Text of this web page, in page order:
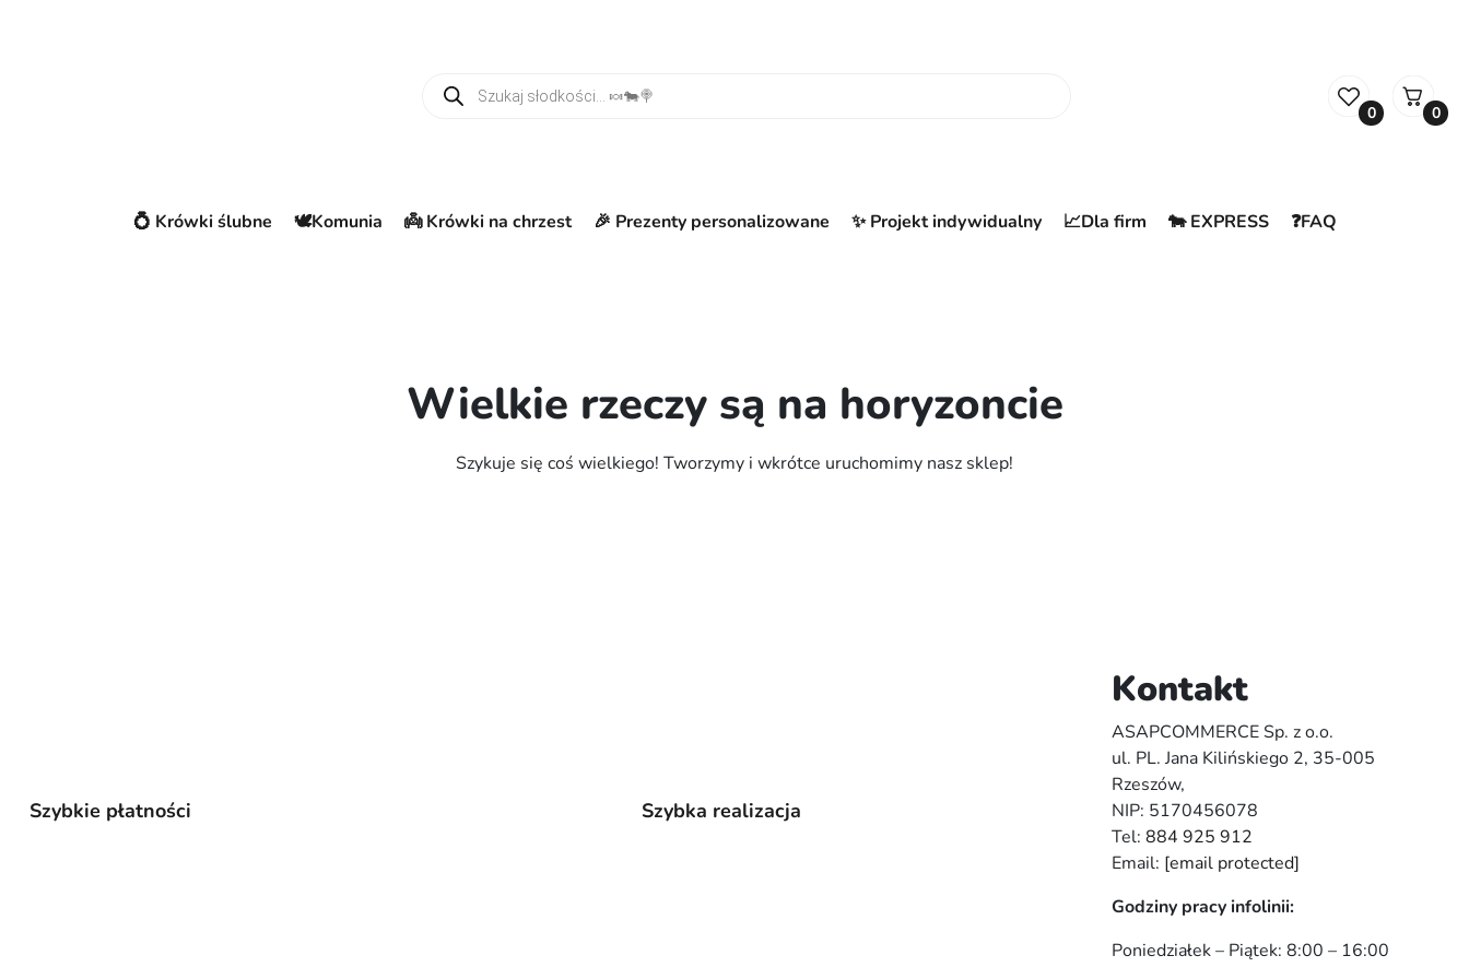
0 0
💍 Krówki ślubne 🕊️Komunia 👼 Krówki na chrzest 🎉 Prezenty personalizowane ✨ Projekt indywidualny 📈Dla firm 🐄 EXPRESS ❓FAQ
Wielkie rzeczy są na horyzoncie
Szykuje się coś wielkiego! Tworzymy i wkrótce uruchomimy nasz sklep!
Szybkie płatności Szybka realizacja
Kontakt
ASAPCOMMERCE Sp. z o.o.
ul. PL. Jana Kilińskiego 2, 35-005
Rzeszów,
NIP: 5170456078
Tel: 884 925 912
Email: [email protected]
Godziny pracy infolinii:
Poniedziałek – Piątek: 8:00 – 16:00